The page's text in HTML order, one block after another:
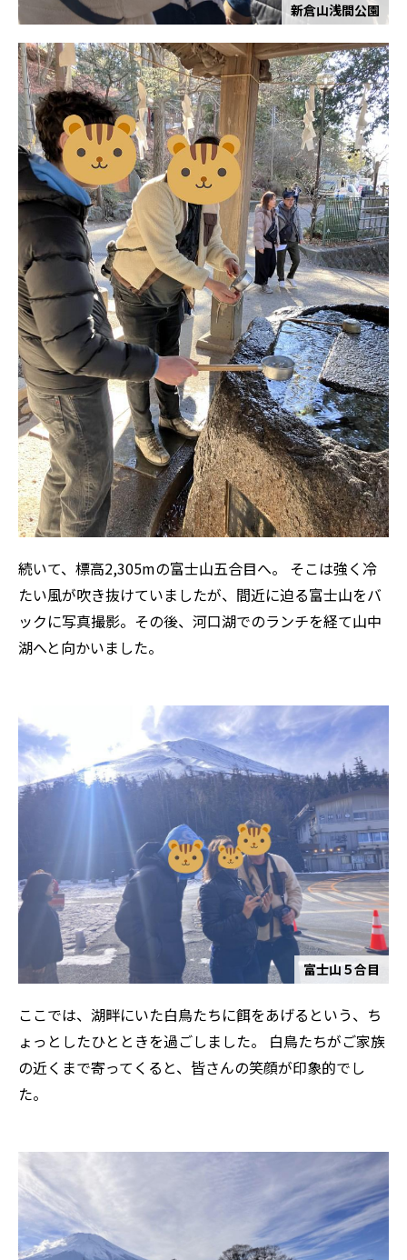
新倉山浅間公園
続いて、標高2,305mの富士山五合目へ。 そこは強く冷
たい風が吹き抜けていましたが、間近に迫る富士山をバ
ックに写真撮影。その後、河口湖でのランチを経て山中
湖へと向かいました。
富士山５合目
ここでは、湖畔にいた白鳥たちに餌をあげるという、ち
ょっとしたひとときを過ごしました。 白鳥たちがご家族
の近くまで寄ってくると、皆さんの笑顔が印象的でし
た。